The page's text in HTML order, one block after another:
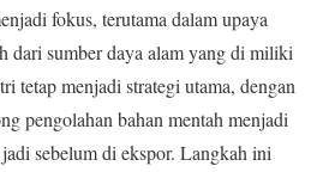
fokus, terutama dalam upaya
dari sumber daya alam yang di miliki
tetap menjadi strategi utama, dengan
pengolahan bahan mentah menjadi
sebelum di ekspor. Langkah ini